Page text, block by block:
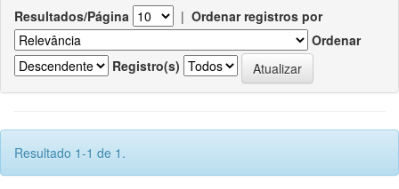
Resultados/Página | Ordenar registros por
Ordenar
Registro(s)
Resultado 1-1 de 1.